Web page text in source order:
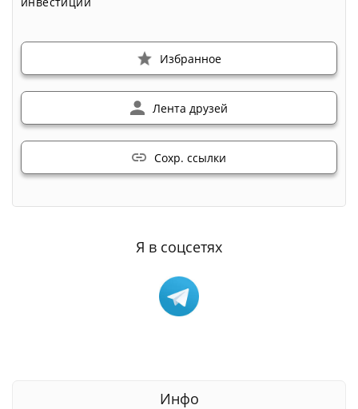
Избранное
Лента друзей
Сохр. ссылки
Я в соцсетях
Инфо